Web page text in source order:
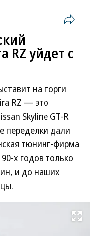
RZ уйдет с
на торги
RZ — это
Skyline GT-R
переделки дали
тюнинг-фирма
х годов только
и до наших
Развернуть